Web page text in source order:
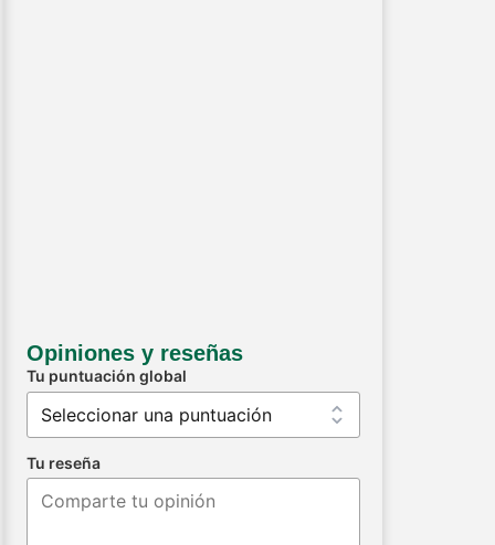
Opiniones y reseñas
Tu puntuación global
Tu reseña